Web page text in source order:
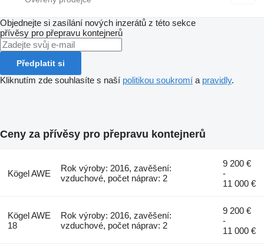
Objednejte si zasílání nových inzerátů z této sekce
přívěsy pro přepravu kontejnerů
Předplatit si
Kliknutím zde souhlasíte s naší politikou soukromí a pravidly.
Ceny za přívěsy pro přepravu kontejnerů
Kögel AWE
Rok výroby: 2016, zavěšení:
vzduchové, počet náprav: 2
9 200 €
-
11 000 €
Kögel AWE
18
Rok výroby: 2016, zavěšení:
vzduchové, počet náprav: 2
9 200 €
-
11 000 €